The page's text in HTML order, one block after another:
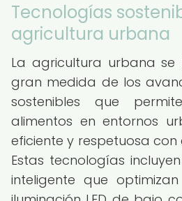
Tecnologías
agricultura urbana
La agricultura urbana se
gran medida de los
sostenibles que
alimentos en entornos
eficiente y respetuosa
Estas tecnologías
inteligente que